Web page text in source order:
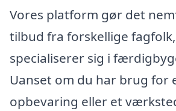
Vores platform gør det
tilbud fra forskellige
specialiserer sig i
Uanset om du har brug for
opbevaring eller et